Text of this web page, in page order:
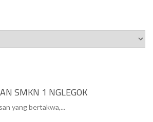
SMKN 1 NGLEGOK
yang bertakwa,...